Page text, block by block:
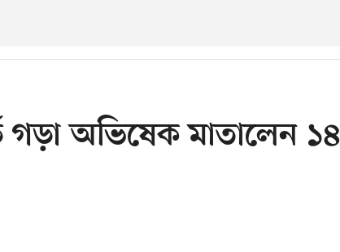
গড়া অভিষেক মাতালেন ১৪